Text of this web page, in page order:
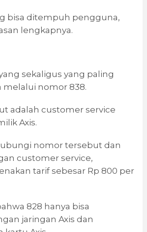
bisa ditempuh pengguna,
lengkapnya.
sekaligus yang paling
melalui nomor 838.
adalah customer service
Axis.
nomor tersebut dan
customer service,
tarif sebesar Rp 800 per
828 hanya bisa
jaringan Axis dan